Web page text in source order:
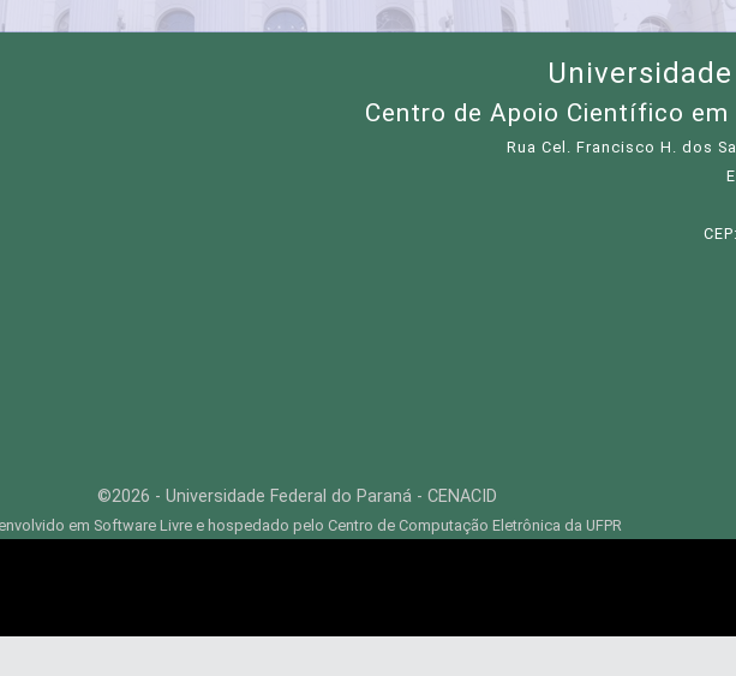
Centro de Apoio Científico em
Rua Cel. Francisco H. dos
©2026 - Universidade Federal do Paraná - CENACID
em Software Livre e hospedado pelo Centro de Computação Eletrônica da UFPR